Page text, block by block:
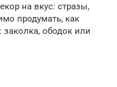
на вкус: стразы,
продумать, как
заколка, ободок или